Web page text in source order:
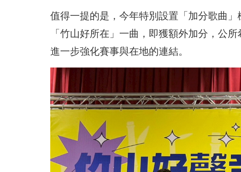
值得一提的是，今年特別設置「加分歌曲
「竹山好所在」一曲，即獲額外加分，公
進一步強化賽事與在地的連結。